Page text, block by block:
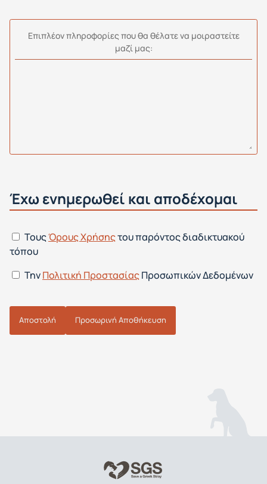
Επιπλέον πληροφορίες που θα θέλατε να μοιραστείτε
μαζί μας:
Έχω ενημερωθεί και αποδέχομαι
ΤουςΌρους Χρήσηςτου παρόντος διαδικτυακού
τόπου
ΤηνΠολιτική ΠροστασίαςΠροσωπικών Δεδομένων
Αποστολή Προσωρινή Αποθήκευση